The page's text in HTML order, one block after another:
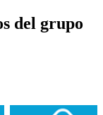
del grupo